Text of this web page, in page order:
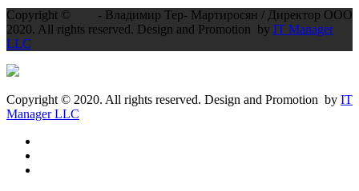
- Владимир Тер- Мартиросян / Директор ООО
Copyright ©
2020. All rights reserved. Design and Promotion by IT Manager
LLC
Copyright © 2020. All rights reserved. Design and Promotion by IT
Manager LLC